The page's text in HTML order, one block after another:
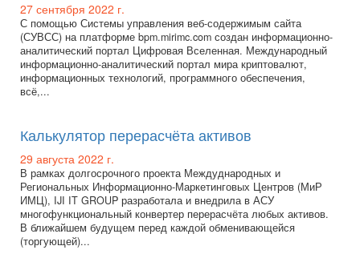
27 сентября 2022 г.
С помощью Системы управления веб-содержимым сайта
(СУВСС) на платформе bpm.mirimc.com создан информационно-
аналитический портал Цифровая Вселенная. Международный
информационно-аналитический портал мира криптовалют,
информационных технологий, программного обеспечения,
всё,...
Калькулятор перерасчёта активов
29 августа 2022 г.
В рамках долгосрочного проекта Междуднародных и
Региональных Информационно-Маркетинговых Центров (МиР
ИМЦ), IJI IT GROUP разработала и внедрила в АСУ
многофункциональный конвертер перерасчёта любых активов.
В ближайшем будущем перед каждой обменивающейся
(торгующей)...